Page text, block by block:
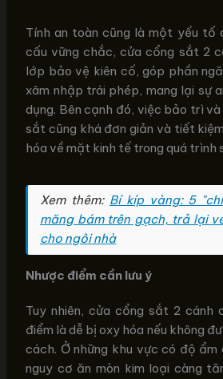
Tính an toàn cũng là một yếu tố
cấu vững chắc, cửa cổng sắt 2
lớp bảo vệ kiên cố, góp phần
xâm nhập trái phép, mang lại sự
dụng. Bên cạnh đó, việc bảo trì
sắt cũng khá đơn giản và tiết
hóa về mặt kinh tế trong quá trình
Xem thêm: Bí kíp vàng: 5
măng bám trên gạch, trả lại
cho ngôi nhà
Nhược điểm cần lưu ý
Tuy nhiên, cửa cổng sắt 2 cánh
điểm là dễ bị oxy hóa nếu không
cách. Ở những khu vực có độ ẩm
nguy cơ ăn mòn kim loại càng